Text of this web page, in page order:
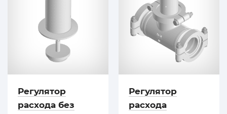
Регулятор
расхода без
Регулятор
расхода